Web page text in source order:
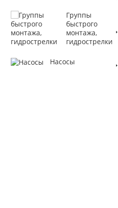
Группы
быстрого
монтажа,
гидрострелки
Насосы